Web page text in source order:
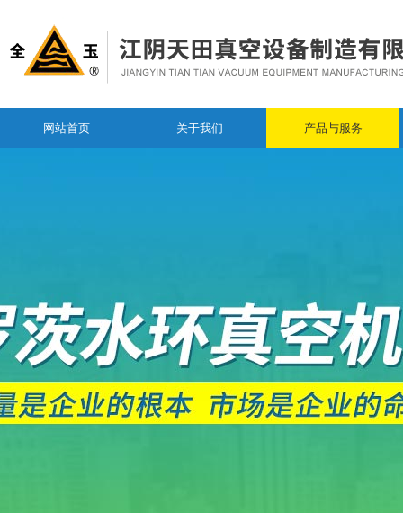
网站首页 关于我们 产品与服务